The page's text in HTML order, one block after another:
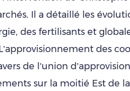
Il a détaillé les
des fertilisants et
des
de l’union
sur la moitié Est de